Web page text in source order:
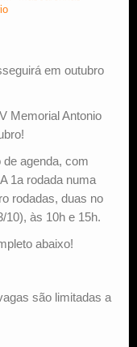
em outubro
Memorial Antonio
agenda, com
1a rodada numa
rodadas, duas no
10), às 10h e 15h.
abaixo!
são limitadas a